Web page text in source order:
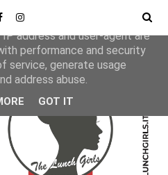
Google to deliver its services
address and user-agent are
performance and security
service, generate usage
address abuse.
GOT IT